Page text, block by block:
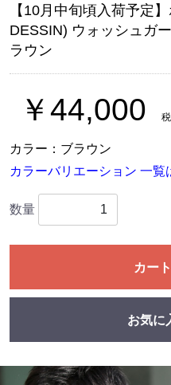
【10月中旬頃入荷予定
DESSIN) ウォッシュガ
ラウン
￥44,000
カラー：ブラウン
カラーバリエーション 一覧
数量
カー
お気に